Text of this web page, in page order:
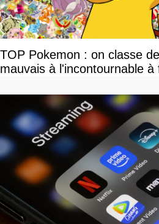
TOP Pokemon : on classe
mauvais à l'incontournable